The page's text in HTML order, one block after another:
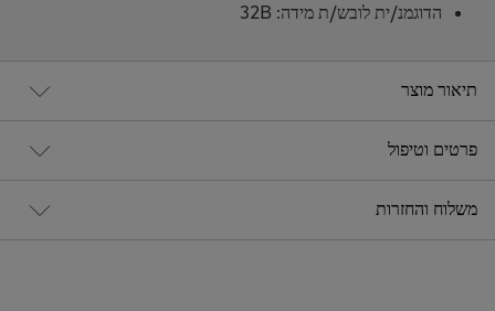
תיאור מוצר
פרטים וטיפול
משלוח והחזרות
הדוגמנ/ית לובש/ת מידה: 32B